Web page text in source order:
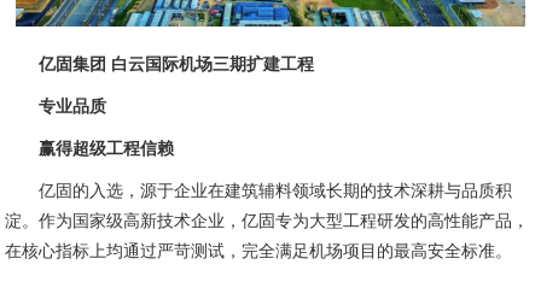
亿固集团 白云国际机场三期扩建工程
专业品质
赢得超级工程信赖
亿固的入选，源于企业在建筑辅料领域长期的技术深耕与品质积
淀。作为国家级高新技术企业，亿固专为大型工程研发的高性能产品，
在核心指标上均通过严苛测试，完全满足机场项目的最高安全标准。